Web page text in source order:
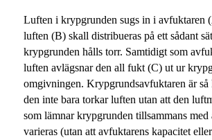
Luften i krypgrunden sugs in i avfuktaren
luften (B) skall distribueras på ett sådant
krypgrunden hålls torr. Samtidigt som
luften avlägsnar den all fukt(C) ut ur
omgivningen. Krypgrundsavfuktaren är så
den inte bara torkar luften utan att den
som lämnar krypgrunden tillsammans
varieras (utan att avfuktarens kapacitet